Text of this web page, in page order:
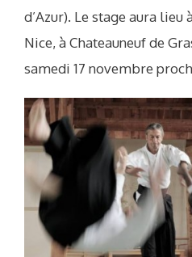
d’Azur). Le stage aura lieu
Nice, à Chateauneuf de
samedi 17 novembre